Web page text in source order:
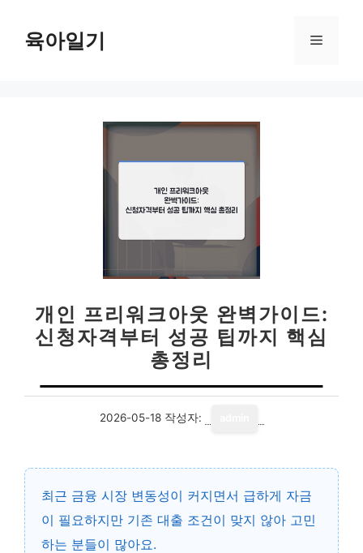
육아일기 메
개인 프리워크아웃 완벽가이드:
신청자격부터 성공 팁까지 핵심
총정리
2026-05-18 작성자:
최근 금융 시장 변동성이 커지면서 급하게 자금
이 필요하지만 기존 대출 조건이 맞지 않아 고민
하는 분들이 많아요.